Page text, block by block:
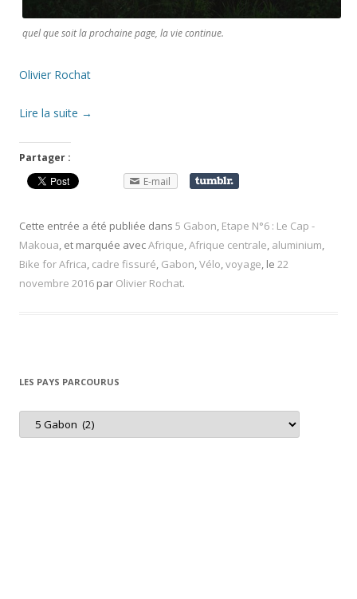
quel que soit la prochaine page, la vie continue.
Olivier Rochat
Lire la suite →
Partager :
E-mail
Cette entrée a été publiée dans 5 Gabon, Etape N°6 : Le Cap -
Makoua, et marquée avecAfrique,Afrique centrale, aluminium,
Bike for Africa, cadre fissuré, Gabon,Vélo,voyage, le 22
novembre 2016 par Olivier Rochat.
LES PAYS PARCOURUS
L
s